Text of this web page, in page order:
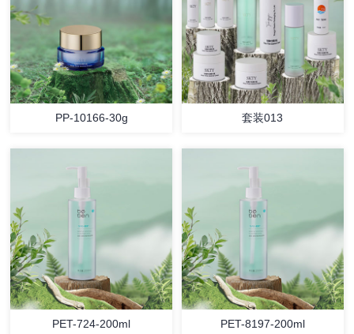
PP-10166-30g 套装013
PET-724-200ml PET-8197-200ml